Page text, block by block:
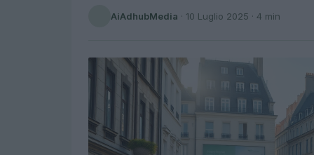
AiAdhubMedia · 10 Luglio 2025 · 4 min